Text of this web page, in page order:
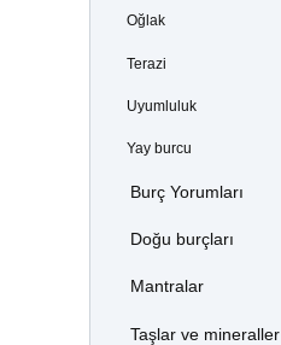
Oğlak
Terazi
Uyumluluk
Yay burcu
Burç Yorumları
Doğu burçları
Mantralar
Taşlar ve mineraller